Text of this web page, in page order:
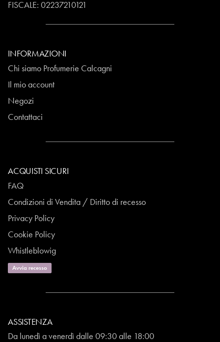
FISCALE: 02237210121
INFORMAZIONI
Chi siamo Profumerie Calcagni
Il mio account
Negozi
Contattaci
ACQUISTI SICURI
FAQ
Condizioni di Vendita / Diritto di recesso
Privacy Policy
Cookie Policy
Whistleblowig
Avvia recesso
ASSISTENZA
Da lunedì a venerdì dalle 09:30 alle 18:00